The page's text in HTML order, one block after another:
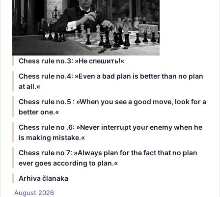
Chess rule no.3: »Hе спешить!«
Chess rule no.4: »Even a bad plan is better than no plan
at all.«
Chess rule no.5 : »When you see a good move, look for a
better one.«
Chess rule no .6: »Never interrupt your enemy when he
is making mistake.«
Chess rule no 7: »Always plan for the fact that no plan
ever goes according to plan.«
Arhiva članaka
August 2026